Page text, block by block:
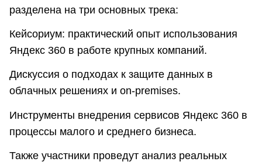
разделена на три основных трека:
Кейсориум: практический опыт использования
Яндекс 360 в работе крупных компаний.
Дискуссия о подходах к защите данных в
облачных решениях и on-premises.
Инструменты внедрения сервисов Яндекс 360 в
процессы малого и среднего бизнеса.
Также участники проведут анализ реальных